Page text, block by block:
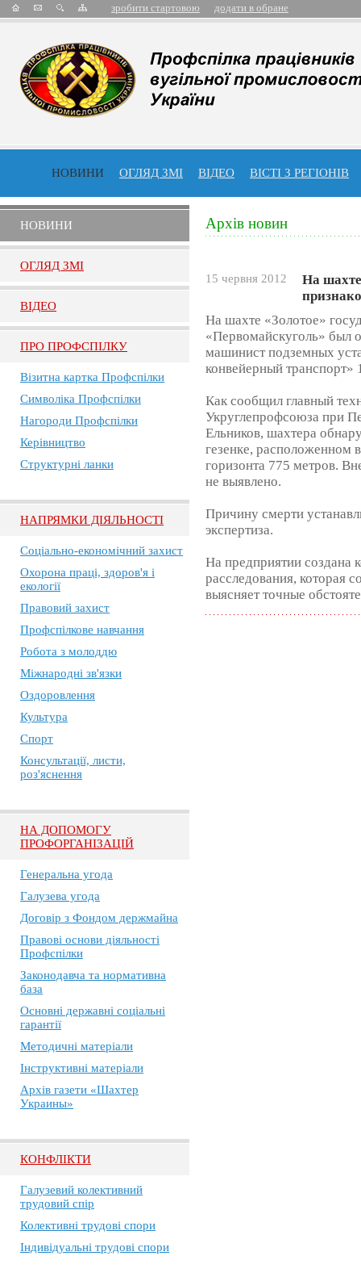
зробити стартовою додати в обране
НОВИНИ ОГЛЯД ЗМІ ВІДЕО ВІСТІ З РЕГІОНІВ
НОВИНИ
ОГЛЯД ЗМI
ВIДЕО
ПРО ПРОФСПIЛКУ
Візитна картка Профспілки
Символіка Профспілки
Нагороди Профспілки
Керівництво
Структурні ланки
НАПРЯМКИ ДІЯЛЬНОСТІ
Соціально-економічний захист
Охорона праці, здоров'я і
екології
Правовий захист
Профспілкове навчання
Робота з молоддю
Міжнародні зв'язки
Оздоровлення
Культура
Спорт
Консультації, листи,
роз'яснення
НА ДОПОМОГУ
ПРОФОРГАНІЗАЦІЙ
Генеральна угода
Галузева угода
Договір з Фондом держмайна
Правові основи діяльності
Профспілки
Законодавча та нормативна
база
Основні державні соціальні
гарантії
Методичні матеріали
Інструктивні матеріали
Архів газети «Шахтер
Украины»
КОНФЛІКТИ
Галузевий колективний
трудовий спір
Колективні трудові спори
Індивідуальні трудові спори
Архів новин
15 червня 2012
На
На шахте «Золотое»
«Первомайскуголь» был
машинист подземных
конвейерный
Как сообщил главный
Укруглепрофсоюза при
Ельников, шахтера
гезенке, расположенном
горизонта 775 метров.
не выявлено.
Причину смерти
экспертиза.
На предприятии создана
расследования, которая
выясняет точные